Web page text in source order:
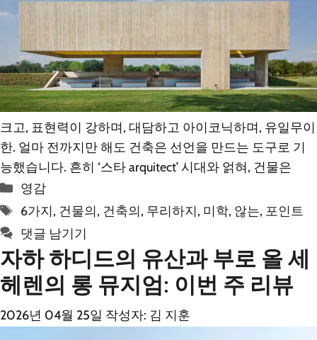
크고, 표현력이 강하며, 대담하고 아이코닉하며, 유일무이
한. 얼마 전까지만 해도 건축은 선언을 만드는 도구로 기
능했습니다. 흔히 ‘스타 arquitect’ 시대와 얽혀, 건물은
카
테
리
영감
태
그
6가지, 건물의, 건축의, 무리하지, 미학, 않는, 포인트
댓글 남기기
자하 하디드의 유산과 부로 올 세
헤렌의 롱 뮤지엄: 이번 주 리뷰
2026년 04월 25일 작성자: 김 지훈